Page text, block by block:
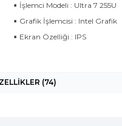
İşlemci Modeli : Ultra 7 255U
Grafik İşlemcisi : Intel Grafik
Ekran Özelliği : IPS
(74)